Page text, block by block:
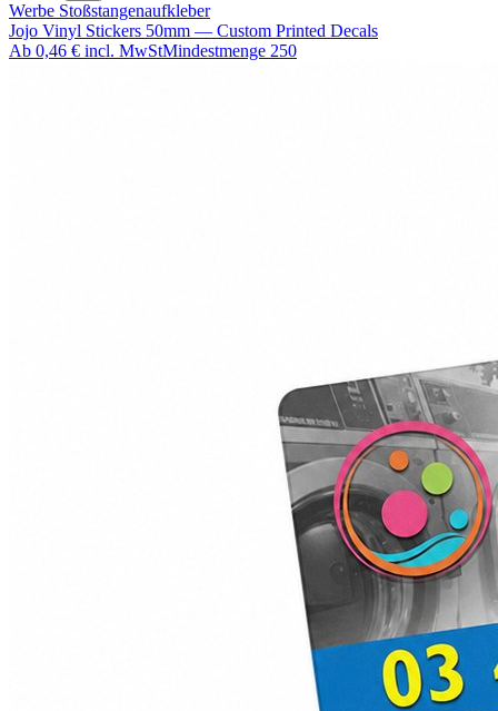
Werbe Stoßstangenaufkleber
Jojo Vinyl Stickers 50mm — Custom Printed Decals
Ab 0,46 € incl. MwStMindestmenge 250